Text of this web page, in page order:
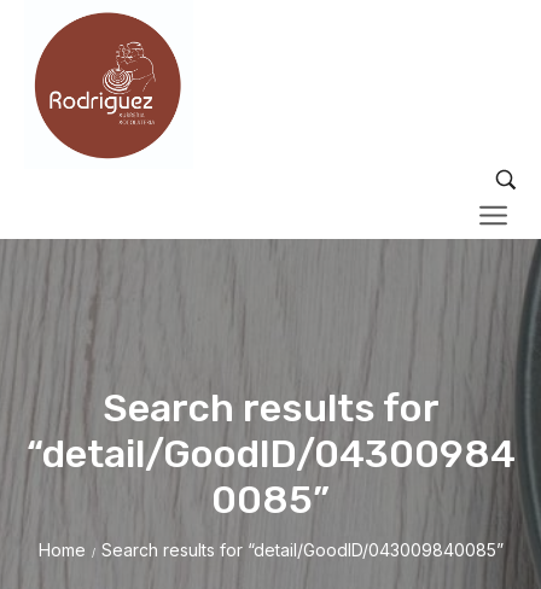
Search results for
“detail/GoodID/04300984
0085”
Home / Search results for “detail/GoodID/043009840085”